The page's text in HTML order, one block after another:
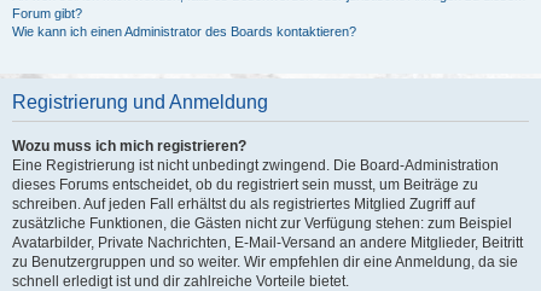
Forum gibt?
Wie kann ich einen Administrator des Boards kontaktieren?
Registrierung und Anmeldung
Wozu muss ich mich registrieren?
Eine Registrierung ist nicht unbedingt zwingend. Die Board-Administration
dieses Forums entscheidet, ob du registriert sein musst, um Beiträge zu
schreiben. Auf jeden Fall erhältst du als registriertes Mitglied Zugriff auf
zusätzliche Funktionen, die Gästen nicht zur Verfügung stehen: zum Beispiel
Avatarbilder, Private Nachrichten, E-Mail-Versand an andere Mitglieder, Beitritt
zu Benutzergruppen und so weiter. Wir empfehlen dir eine Anmeldung, da sie
schnell erledigt ist und dir zahlreiche Vorteile bietet.